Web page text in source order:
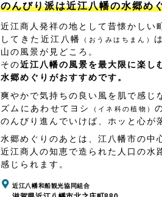
のんびり派は近江八幡の水郷め
近江商人発祥の地として昔懐かしい
してきた近江八幡
（おうみはちまん）
山の風景が見どころ。
その近江八幡の風景を最大限に楽し
水郷めぐりがおすすめです。
爽やかで気持ちの良い風を肌で感じ
ズムにあわせてヨシ
（イネ科の植物）
のんびり進んでいけば、ホッと心が
水郷めぐりのあとは、江八幡市の中
近江商人の知恵で造られた人口の水
感じられます。
近江八幡和船観光協同組合